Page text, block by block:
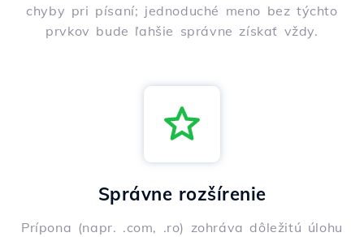
chyby pri písaní; jednoduché meno bez týchto
prvkov bude ľahšie správne získať vždy.
Správne rozšírenie
Prípona (napr. .com, .ro) zohráva dôležitú úlohu